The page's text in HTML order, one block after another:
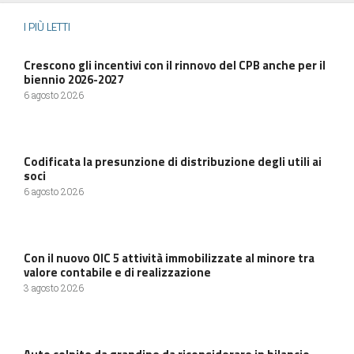
I PIÙ LETTI
Crescono gli incentivi con il rinnovo del CPB anche per il
biennio 2026-2027
6 agosto 2026
Codificata la presunzione di distribuzione degli utili ai
soci
6 agosto 2026
Con il nuovo OIC 5 attività immobilizzate al minore tra
valore contabile e di realizzazione
3 agosto 2026